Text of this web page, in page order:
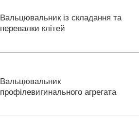
Вальцювальник із складання та
перевалки клітей
Вальцювальник
профілевигинального агрегата